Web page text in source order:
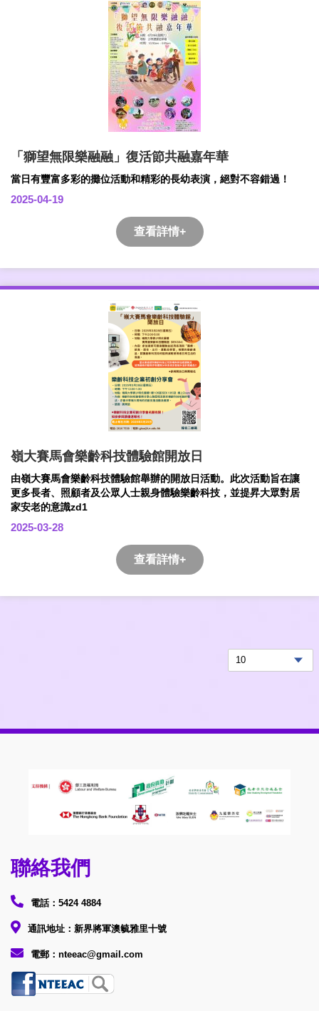
「獅望無限樂融融」復活節共融嘉年華
當日有豐富多彩的攤位活動和精彩的長幼表演，絕對不容錯過！
2025-04-19
查看詳情+
嶺大賽馬會樂齡科技體驗館開放日
由嶺大賽馬會樂齡科技體驗館舉辦的開放日活動。此次活動旨在讓
更多長者、照顧者及公眾人士親身體驗樂齡科技，並提昇大眾對居
家安老的意識zd1
2025-03-28
查看詳情+
聯絡我們
電話：5424 4884
通訊地址：新界將軍澳毓雅里十號
電郵：nteeac@gmail.com